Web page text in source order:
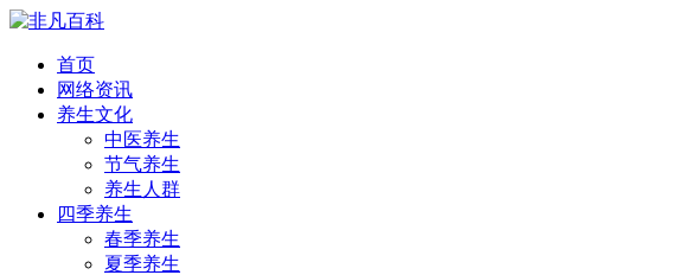
首页
网络资讯
养生文化
中医养生
节气养生
养生人群
四季养生
春季养生
夏季养生